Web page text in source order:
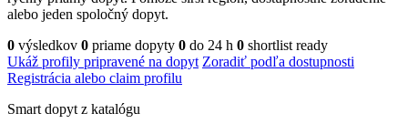
alebo jeden spoločný dopyt.
0 výsledkov 0 priame dopyty 0 do 24 h 0 shortlist ready
Ukáž profily pripravené na dopyt Zoradiť podľa dostupnosti
Registrácia alebo claim profilu
Smart dopyt z katalógu